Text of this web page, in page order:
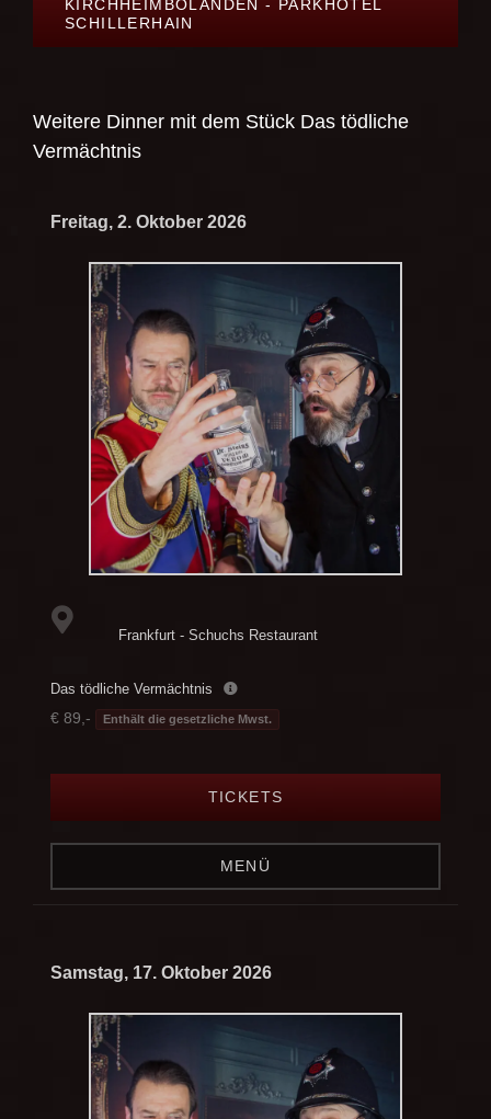
KIRCHHEIMBOLANDEN - PARKHOTEL
SCHILLERHAIN
Weitere Dinner mit dem Stück Das tödliche
Vermächtnis
Freitag, 2. Oktober 2026
Frankfurt - Schuchs Restaurant
Das tödliche Vermächtnis
€ 89,- Enthält die gesetzliche Mwst.
TICKETS
MENÜ
Samstag, 17. Oktober 2026